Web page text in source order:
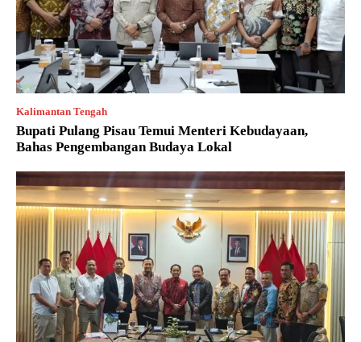
Kalimantan Tengah
Bupati Pulang Pisau Temui Menteri Kebudayaan,
Bahas Pengembangan Budaya Lokal